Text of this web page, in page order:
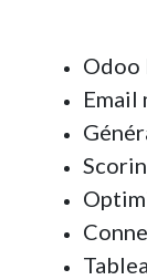
Odoo
Email